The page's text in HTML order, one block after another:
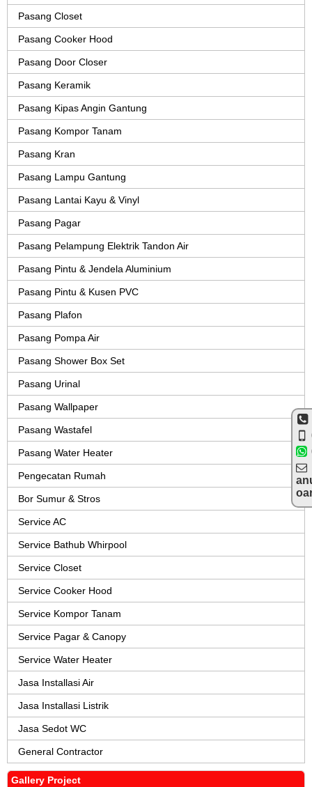
Pasang Closet
Pasang Cooker Hood
Pasang Door Closer
Pasang Keramik
Pasang Kipas Angin Gantung
Pasang Kompor Tanam
Pasang Kran
Pasang Lampu Gantung
Pasang Lantai Kayu & Vinyl
Pasang Pagar
Pasang Pelampung Elektrik Tandon Air
Pasang Pintu & Jendela Aluminium
Pasang Pintu & Kusen PVC
Pasang Plafon
Pasang Pompa Air
Pasang Shower Box Set
Pasang Urinal
Pasang Wallpaper
Pasang Wastafel
Pasang Water Heater
Pengecatan Rumah
Bor Sumur & Stros
Service AC
Service Bathub Whirpool
Service Closet
Service Cooker Hood
Service Kompor Tanam
Service Pagar & Canopy
Service Water Heater
Jasa Installasi Air
Jasa Installasi Listrik
Jasa Sedot WC
General Contractor
Gallery Project